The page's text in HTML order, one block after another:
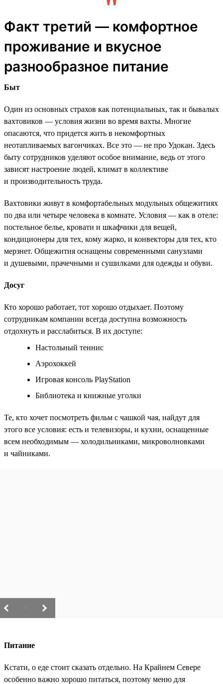
Факт третий — комфортное
проживание и вкусное
разнообразное питание
Быт
Один из основных страхов как потенциальных, так и бывалых
вахтовиков — условия жизни во время вахты. Многие
опасаются, что придется жить в некомфортных
неотапливаемых вагончиках. Все это — не про Удокан. Здесь
быту сотрудников уделяют особое внимание, ведь от этого
зависят настроение людей, климат в коллективе
и производительность труда.
Вахтовики живут в комфортабельных модульных общежитиях
по два или четыре человека в комнате. Условия — как в отеле:
постельное белье, кровати и шкафчики для вещей,
кондиционеры для тех, кому жарко, и конвекторы для тех, кто
мерзнет. Общежития оснащены современными санузлами
и душевыми, прачечными и сушилками для одежды и обуви.
Досуг
Кто хорошо работает, тот хорошо отдыхает. Поэтому
сотрудникам компании всегда доступна возможность
отдохнуть и расслабиться. В их доступе:
Настольный теннис
Аэрохоккей
Игровая консоль PlayStation
Библиотека и книжные уголки
Те, кто хочет посмотреть фильм с чашкой чая, найдут для
этого все условия: есть и телевизоры, и кухни, оснащенные
всем необходимым — холодильниками, микроволновками
и чайниками.
Питание
Кстати, о еде стоит сказать отдельно. На Крайнем Севере
особенно важно хорошо питаться, поэтому меню для